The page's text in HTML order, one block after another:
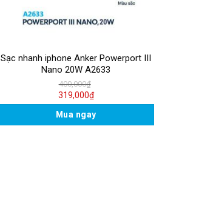
Sạc nhanh iphone Anker Powerport III
Nano 20W A2633
400,000₫
319,000₫
Mua ngay